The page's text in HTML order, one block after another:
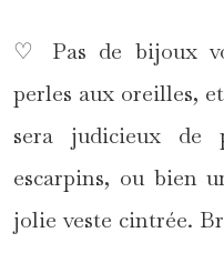
♡ Pas de bijoux
perles aux oreilles,
sera judicieux de
escarpins, ou bien
jolie veste cintrée.